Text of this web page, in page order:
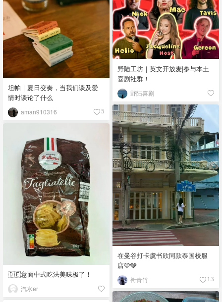
野陆工坊｜英文开放麦|参与本土
喜剧社群！
野陆喜剧
坦帕｜夏日变奏，当我们谈及爱
情时谈论了什么
aman910316 5
在曼谷打卡虞书欣同款泰国校服
店🩵🩶
衔青竹 13
🇩🇪意面中式吃法美味极了！
汽水er